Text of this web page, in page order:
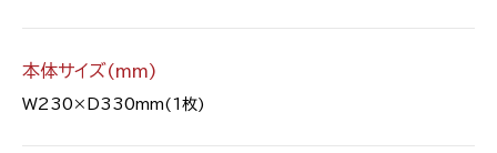
本体サイズ(mm)
W230×D330mm(1枚)